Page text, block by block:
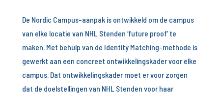
De Nordic Campus-aanpak is ontwikkeld om de campus
van elke locatie van NHL Stenden ‘future proof’ te
maken. Met behulp van de Identity Matching-methode is
gewerkt aan een concreet ontwikkelingskader voor elke
campus. Dat ontwikkelingskader moet er voor zorgen
dat de doelstellingen van NHL Stenden voor haar